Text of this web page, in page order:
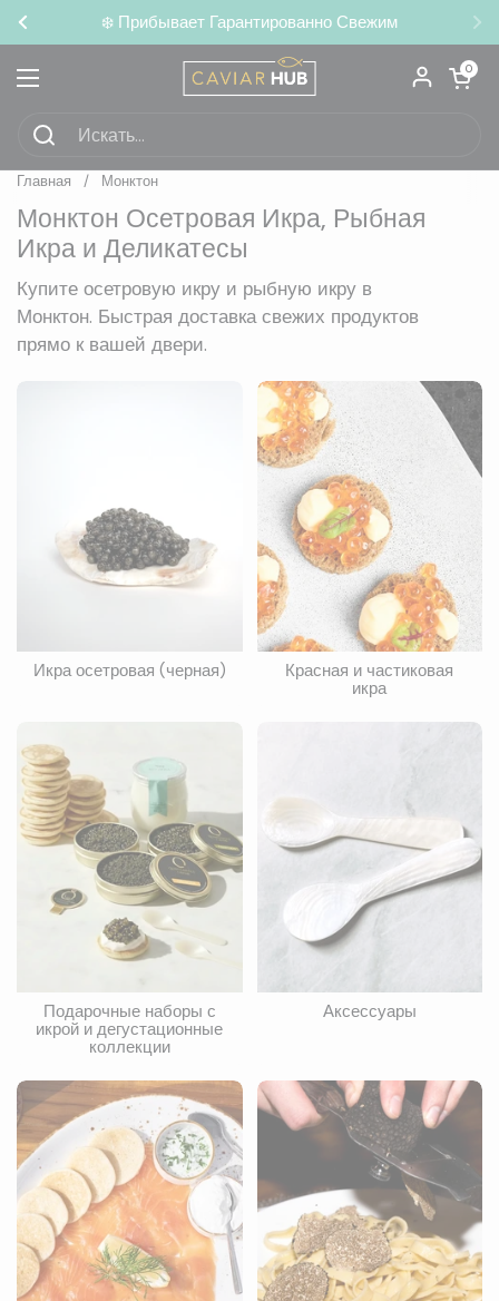
Перейти к материалу
Предыдущий
❄️ Прибывает Гарантированно Свежим
Открыть меню
Открыть
0
Главная / Монктон
Монктон Осетровая Икра, Рыбная
Икра и Деликатесы
Купите осетровую икру и рыбную икру в
Монктон. Быстрая доставка свежих продуктов
прямо к вашей двери.
Икра осетровая (черная)
Красная и частиковая
икра
Подарочные наборы с
икрой и дегустационные
коллекции
Аксессуары